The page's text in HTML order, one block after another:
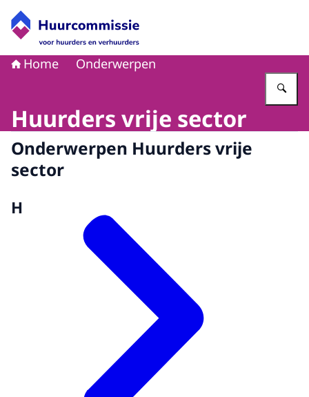
Naar de homepage van Huurcommissie
Home Onderwerpen
Huurders vrije sector
Onderwerpen Huurders vrije
sector
H